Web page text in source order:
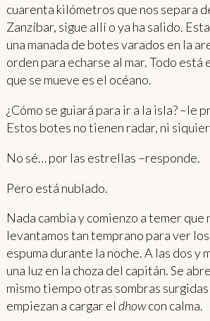
cuarenta kilómetros que nos separa
Zanzíbar, sigue allí o ya ha salido.
una manada de botes varados en la
orden para echarse al mar. Todo está
que se mueve es el océano.
¿Cómo se guiará para ir a la isla? –le
Estos botes no tienen radar, ni
No sé… por las estrellas –responde.
Pero está nublado.
Nada cambia y comienzo a temer que
levantamos tan temprano para ver
espuma durante la noche. A las dos y
una luz en la choza del capitán. Se
mismo tiempo otras sombras
empiezan a cargar el dhowcon calma.